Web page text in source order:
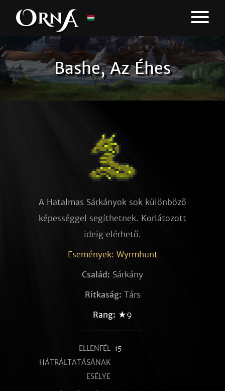
Bashe, Az Éhes
A Hatalmas Sárkányok sok különböző
képességgel segíthetnek. Korlátozott
ideig elérhető.
Események: Wyrmhunt
Család: Sárkány
Ritkaság: Társ
Rang: ★9
ELLENFÉL
HÁTRÁLTATÁSÁNAK
ESÉLYE
15